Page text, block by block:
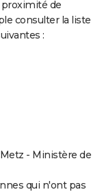
proximité de
consulter la liste
:
- Ministère de
qui n'ont pas